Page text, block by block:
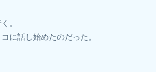
。
に話し始めたのだった。